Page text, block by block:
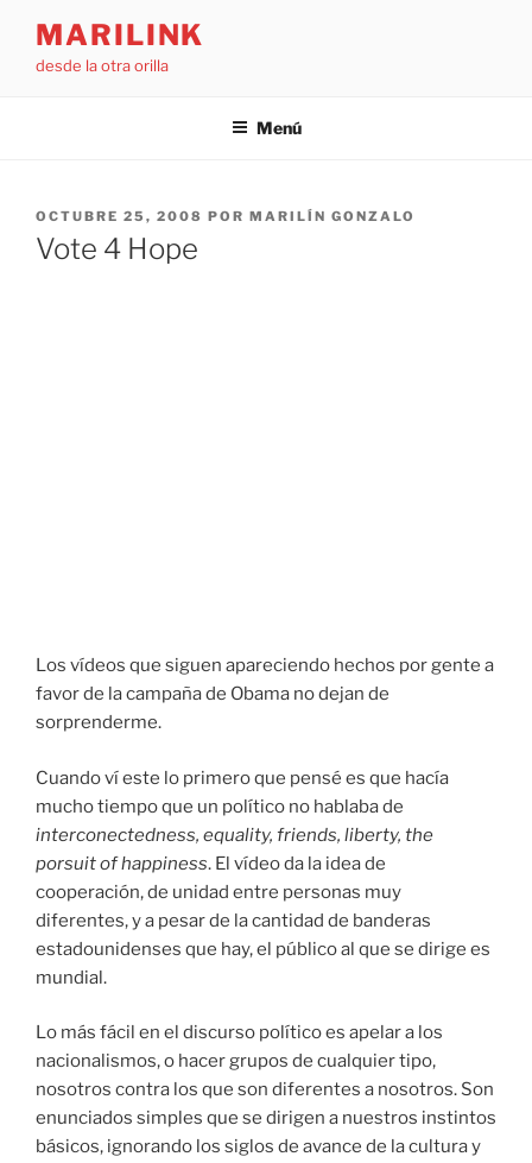
contenido
MARILINK
desde la otra orilla
Menú
PUBLICADO
EL
OCTUBRE 25, 2008 POR MARILÍN GONZALO
Vote 4 Hope
Los vídeos que siguen apareciendo hechos por gente a
favor de la campaña de Obama no dejan de
sorprenderme.
Cuando ví este lo primero que pensé es que hacía
mucho tiempo que un político no hablaba de
interconectedness, equality, friends, liberty, the
porsuit of happiness. El vídeo da la idea de
cooperación, de unidad entre personas muy
diferentes, y a pesar de la cantidad de banderas
estadounidenses que hay, el público al que se dirige es
mundial.
Lo más fácil en el discurso político es apelar a los
nacionalismos, o hacer grupos de cualquier tipo,
nosotros contra los que son diferentes a nosotros. Son
enunciados simples que se dirigen a nuestros instintos
básicos, ignorando los siglos de avance de la cultura y